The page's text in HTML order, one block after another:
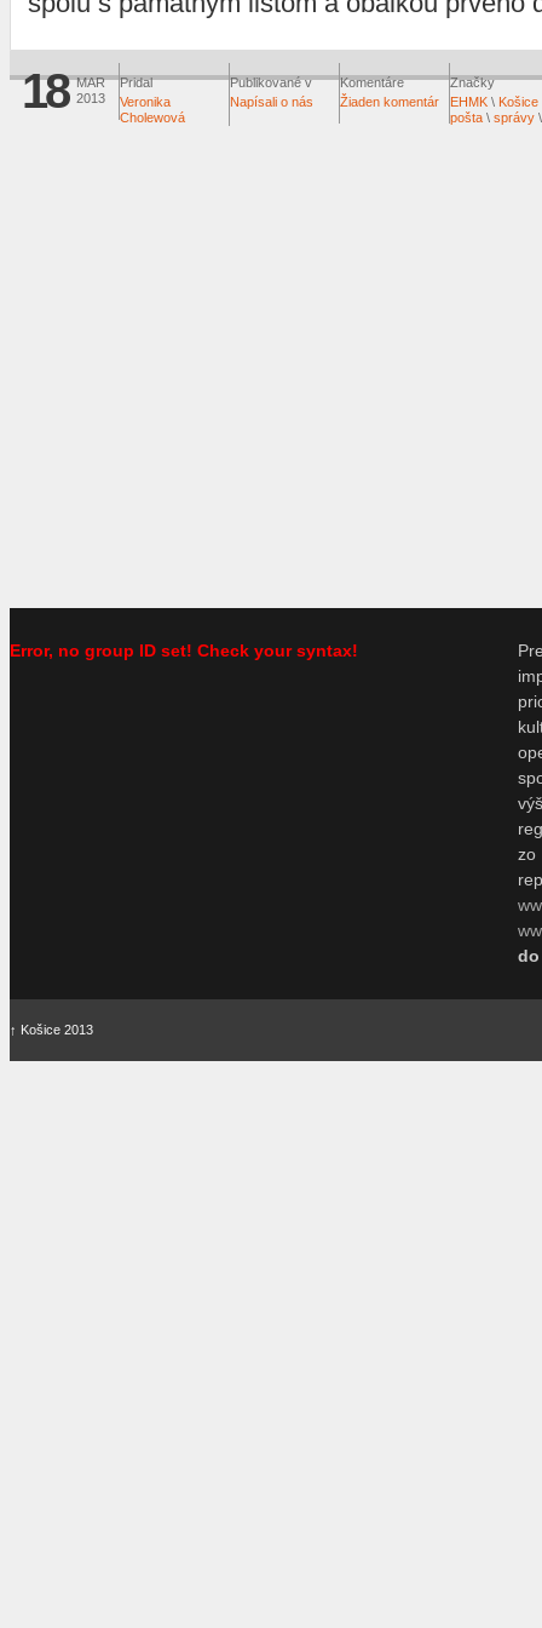
18 MAR
2013
Pridal
Veronika
Cholewová
Publikované v
Napísali o nás
Komentáre
Žiaden komentár
Značky
EHMK \ Košice
pošta \ správy
Error, no group ID set! Check your syntax!
↑ Košice 2013